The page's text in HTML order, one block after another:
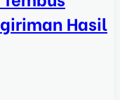
Hasil